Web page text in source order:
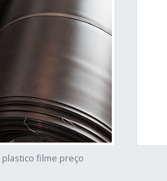
plastico filme preço